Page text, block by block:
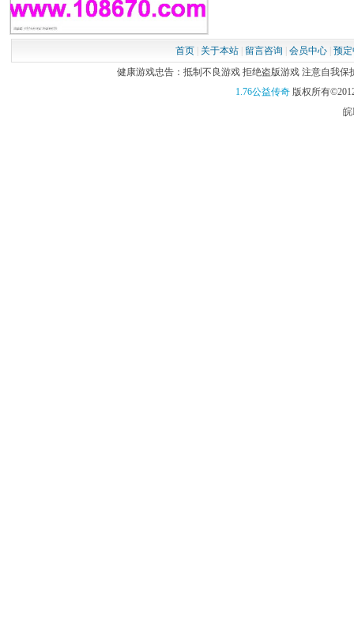
首页| 关于本站| 留言咨询 会员中心| 预
健康游戏忠告：抵制不良游戏 拒绝盗版游戏 注意自我保
1.76公益传奇版权所有
皖